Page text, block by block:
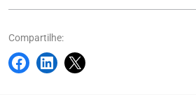
Compartilhe: